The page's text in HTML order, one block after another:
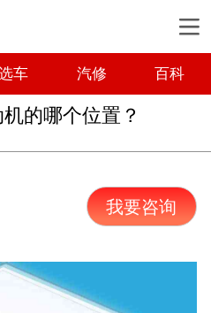
车 汽修 百科
的哪个位置？
我要咨询